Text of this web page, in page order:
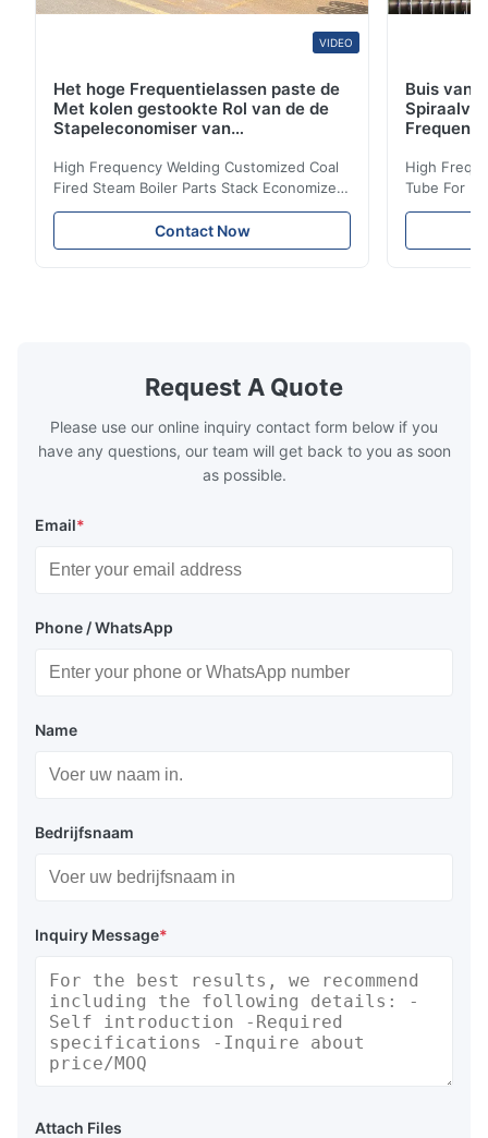
VIDEO
Het hoge Frequentielassen paste de
Met kolen gestookte Rol van de de
Stapeleconomiser van
High Frequency Welding Customized Coal
Fired Steam Boiler Parts Stack Economizer
Coil Boiler economizer Boiler Economizer is
the energy improving device that helps to
reduce the cost of operation by saving the
boilers is generally in the temperature
range of 200°C – 250°C, so there
Contact Now
Buis van
High
Tube For
reduce the
Request A Quote
Please use our online inquiry contact form below if you
have any questions, our team will get back to you as soon
as possible.
Email*
Phone / WhatsApp
Name
Bedrijfsnaam
Inquiry Message*
Attach Files